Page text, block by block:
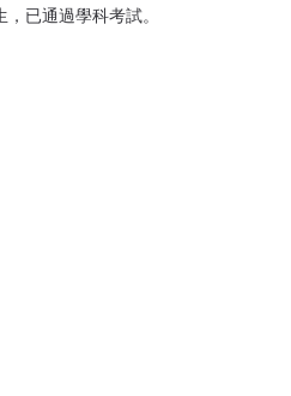
已通過學科考試。